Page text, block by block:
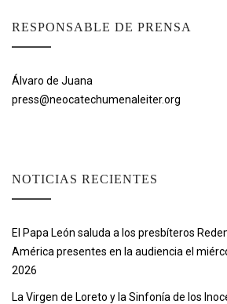
RESPONSABLE DE PRENSA
Álvaro de Juana
press@neocatechumenaleiter.org
NOTICIAS RECIENTES
El Papa León saluda a los presbíteros
América presentes en la audiencia el
2026
La Virgen de Loreto y la Sinfonía de los